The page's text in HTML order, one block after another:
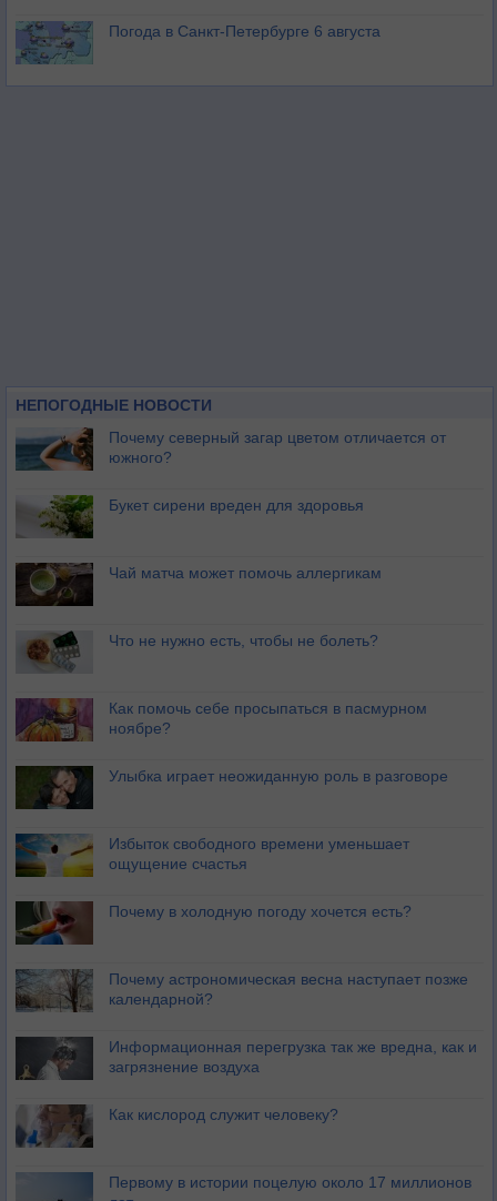
Погода в Санкт-Петербурге 6 августа
НЕПОГОДНЫЕ НОВОСТИ
Почему северный загар цветом отличается от
южного?
Букет сирени вреден для здоровья
Чай матча может помочь аллергикам
Что не нужно есть, чтобы не болеть?
Как помочь себе просыпаться в пасмурном
ноябре?
Улыбка играет неожиданную роль в разговоре
Избыток свободного времени уменьшает
ощущение счастья
Почему в холодную погоду хочется есть?
Почему астрономическая весна наступает позже
календарной?
Информационная перегрузка так же вредна, как и
загрязнение воздуха
Как кислород служит человеку?
Первому в истории поцелую около 17 миллионов